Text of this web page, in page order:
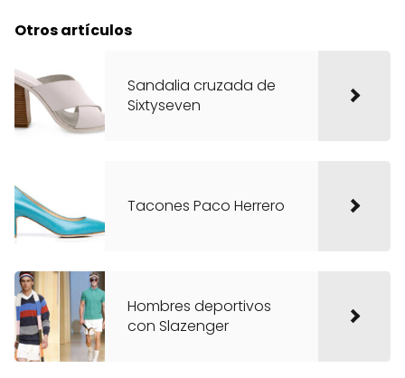
Otros artículos
Sandalia cruzada de
Sixtyseven
Tacones Paco Herrero
Hombres deportivos
con Slazenger